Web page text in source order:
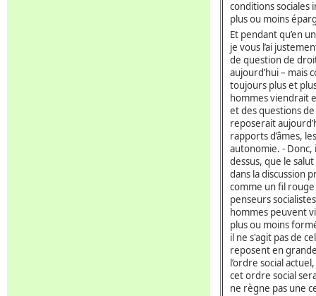
conditions sociales
plus ou moins
Et pendant qu’en
je vous l’ai
de question de
aujourd’hui – mais
toujours plus et
hommes viendrait
et des questions
reposerait
rapports d’âmes,
autonomie. - Donc,
dessus, que le
dans la discussion
comme un fil
penseurs
hommes peuvent
plus ou moins
il ne s'agit pas de
reposent en
l’ordre social
cet ordre social
ne règne pas une